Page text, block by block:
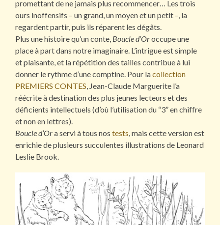
promettant de ne jamais plus recommencer… Les trois
ours inoffensifs – un grand, un moyen et un petit –, la
regardent partir, puis ils réparent les dégâts.
Plus une histoire qu’un conte, Boucle d’Oroccupe une
place à part dans notre imaginaire. L’intrigue est simple
et plaisante, et la répétition des tailles contribue à lui
donner le rythme d’une comptine. Pour lacollection
PREMIERS CONTES , Jean-Claude Marguerite l’a
réécrite à destination des plus jeunes lecteurs et des
déficients intellectuels (d’où l’utilisation du “3” en chiffre
et non en lettres).
Boucle d’Ora servi à tous nostests , mais cette version est
enrichie de plusieurs succulentes illustrations de Leonard
Leslie Brook.